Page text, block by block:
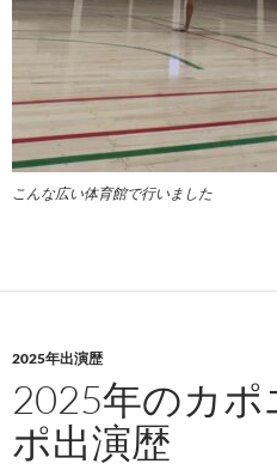
こんな広い体育館で行いました
2025年出演歴
2025年のカポ
ポ出演歴